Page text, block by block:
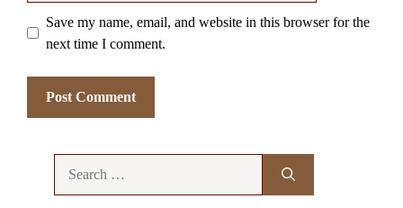
Save my name, email, and website in this browser for the
next time I comment.